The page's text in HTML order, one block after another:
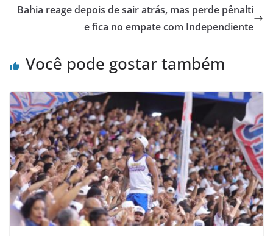
Bahia reage depois de sair atrás, mas perde pênalti
e fica no empate com Independiente
Você pode gostar também